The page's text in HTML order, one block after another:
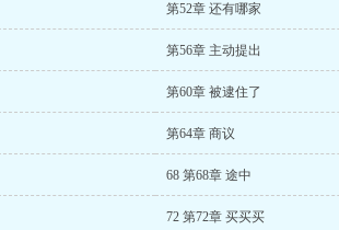
第52章 还有哪家
第56章 主动提出
第60章 被逮住了
第64章 商议
68 第68章 途中
72 第72章 买买买